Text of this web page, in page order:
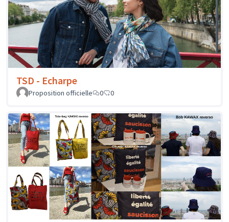
TSD - Echarpe
Proposition officielle 0 0